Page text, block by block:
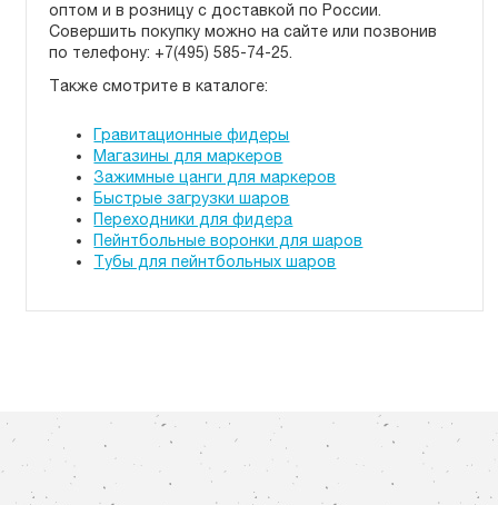
оптом и в розницу с доставкой по России.
Cовершить покупку можно на сайте или позвонив
по телефону: +7(495) 585-74-25.
Также смотрите в каталоге:
Гравитационные фидеры
Магазины для маркеров
Зажимные цанги для маркеров
Быстрые загрузки шаров
Переходники для фидера
Пейнтбольные воронки для шаров
Тубы для пейнтбольных шаров